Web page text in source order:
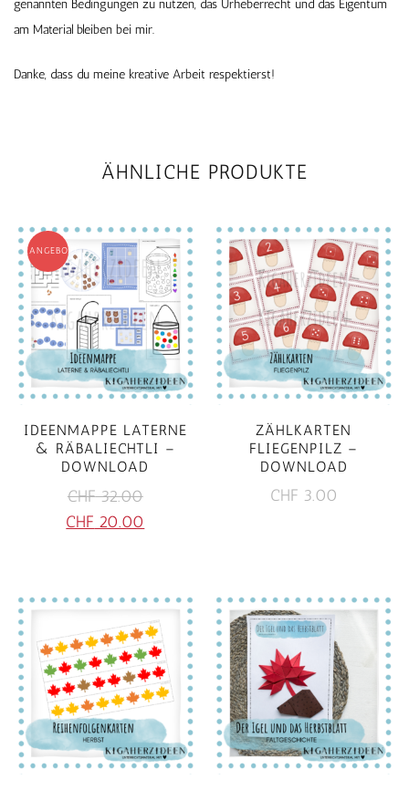
genannten Bedingungen zu nutzen, das Urheberrecht und das Eigentum
am Material bleiben bei mir.
Danke, dass du meine kreative Arbeit respektierst!
ÄHNLICHE PRODUKTE
ANGEBOT!
IDEENMAPPE LATERNE
& RÄBALIECHTLI –
DOWNLOAD
CHF32.00
CHF 20.00
CHF 20.00.
ZÄHLKARTEN
FLIEGENPILZ –
DOWNLOAD
CHF 3.00